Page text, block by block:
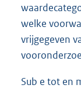
welke
vrijgegeven
Sub e tot en